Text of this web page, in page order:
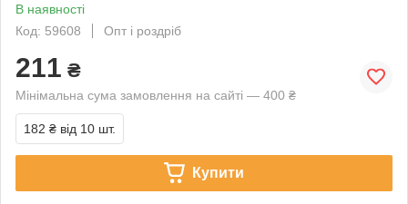
В наявності
Код: 59608
Опт і роздріб
211 ₴
Мінімальна сума замовлення на сайті — 400 ₴
182 ₴ від 10 шт.
Купити